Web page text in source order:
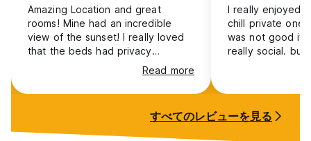
Amazing Location and great
rooms! Mine had an incredible
view of the sunset! I really loved
that the beds had privacy
curtains. As a word of warning the
towel included is relatively small
and also the stairs are no joke
5th floor. My roommates were
really nice and I felt very safe.
Read more
I really enjoyed
chill private one.
was not good if
really social. but
easy.
すべてのレビューを見る